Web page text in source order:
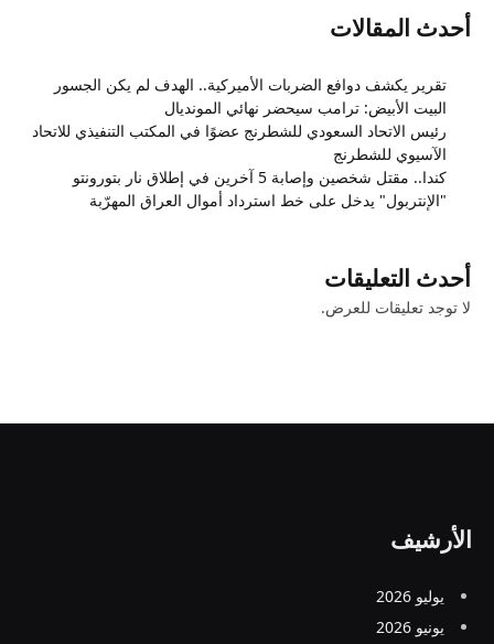
أحدث المقالات
تقرير يكشف دوافع الضربات الأميركية.. الهدف لم يكن الجسور
البيت الأبيض: ترامب سيحضر نهائي المونديال
رئيس الاتحاد السعودي للشطرنج عضوًا في المكتب التنفيذي للاتحاد
الآسيوي للشطرنج
كندا.. مقتل شخصين وإصابة 5 آخرين في إطلاق نار بتورونتو
"الإنتربول" يدخل على خط استرداد أموال العراق المهرّبة
أحدث التعليقات
لا توجد تعليقات للعرض.
الأرشيف
يوليو 2026
يونيو 2026